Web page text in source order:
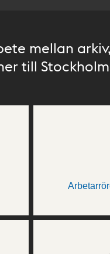
mellan
till